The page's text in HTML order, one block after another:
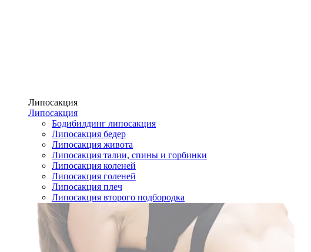
Липосакция
Липосакция
Бодибилдинг липосакция
Липосакция бедер
Липосакция живота
Липосакция талии, спины и горбинки
Липосакция коленей
Липосакция голеней
Липосакция плеч
Липосакция второго подбородка